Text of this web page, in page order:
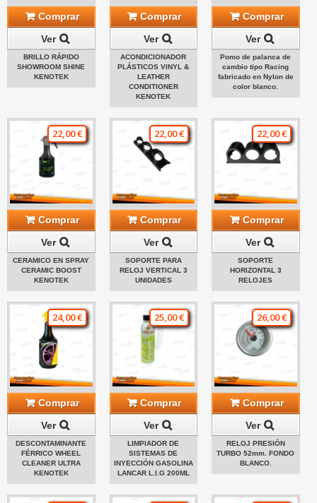
Comprar
Ver
BRILLO RÁPIDO
SHOWROOM SHINE
KENOTEK
Comprar
Ver
ACONDICIONADOR
PLÁSTICOS VINYL &
LEATHER
CONDITIONER
KENOTEK
Comprar
Ver
Pomo de palanca de
cambio tipo Racing
fabricado en Nylon de
color blanco.
22,00 €
Comprar
Ver
CERAMICO EN SPRAY
CERAMIC BOOST
KENOTEK
22,00 €
Comprar
Ver
SOPORTE PARA
RELOJ VERTICAL 3
UNIDADES
22,00 €
Comprar
Ver
SOPORTE
HORIZONTAL 3
RELOJES
24,00 €
Comprar
Ver
DESCONTAMINANTE
FÉRRICO WHEEL
CLEANER ULTRA
KENOTEK
25,00 €
Comprar
Ver
LIMPIADOR DE
SISTEMAS DE
INYECCIÓN GASOLINA
LANCAR L.I.G 200ML
26,00 €
Comprar
Ver
RELOJ PRESIÓN
TURBO 52mm. FONDO
BLANCO.